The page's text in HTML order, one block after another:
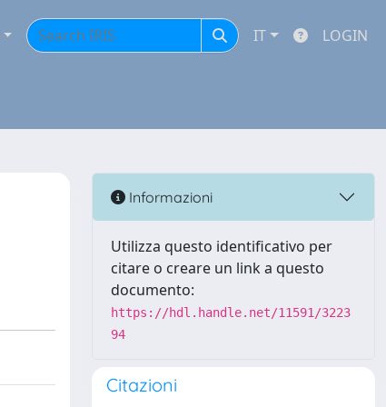
IT LOGIN
Informazioni
Utilizza questo identificativo per
citare o creare un link a questo
documento:
https://hdl.handle.net/11591/3223
94
Citazioni